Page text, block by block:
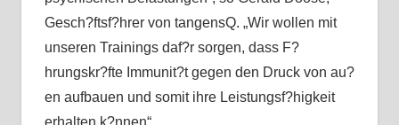
Gesch?ftsf?hrer von tangensQ. „Wir wollen mit
unseren Trainings daf?r sorgen, dass F?
hrungskr?fte Immunit?t gegen den Druck von au?
en aufbauen und somit ihre Leistungsf?higkeit
erhalten k?nnen“.